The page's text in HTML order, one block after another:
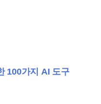
100가지 AI 도구